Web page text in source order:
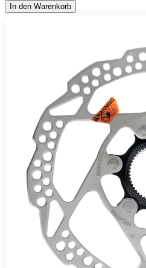
In den Warenkorb